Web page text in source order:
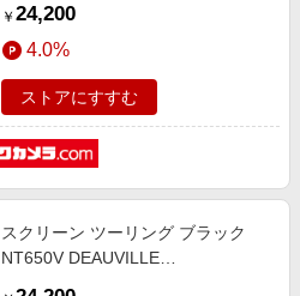
￥ 24,200
4.0%
ストアにすすむ
スクリーン ツーリング ブラック
NT650V DEAUVILLE